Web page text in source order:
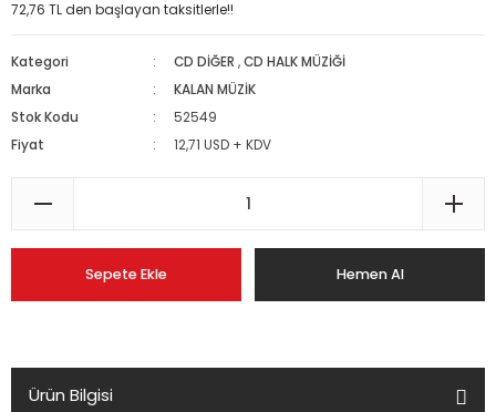
72,76 TL den başlayan taksitlerle!!
Kategori CD DİĞER ,CD HALK MÜZİĞİ
Marka
KALAN MÜZİK
Stok Kodu
52549
Fiyat
12,71 USD + KDV
Sepete Ekle Hemen Al
Ürün Bilgisi